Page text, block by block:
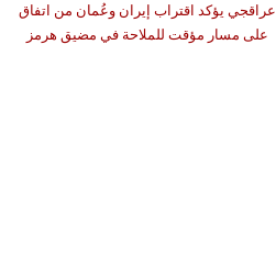
عراقجي يؤكد اقتراب إيران وعُمان من اتفاق
على مسار مؤقت للملاحة في مضيق هرمز